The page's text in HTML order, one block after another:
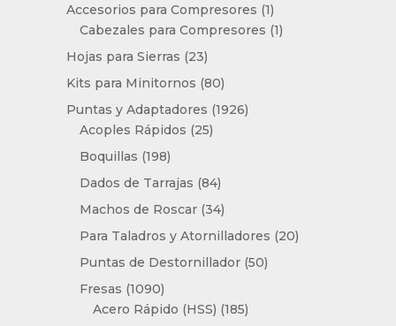
Accesorios para Compresores 11
producto
Cabezales para Compresores 11
Hojas para Sierras 2323
productos
Kits para Minitornos 8080
productos
Puntas y Adaptadores 19261926
Acoples Rápidos 2525
Boquillas 198198
productos
Dados de Tarrajas 8484
productos
Machos de Roscar 3434
productos
Para Taladros y Atornilladores 2020
Puntas de Destornillador 5050
Fresas 10901090
productos
Acero Rápido (HSS) 185185